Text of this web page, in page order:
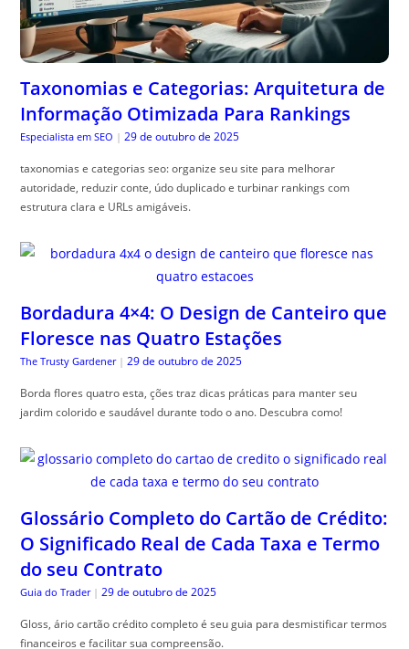
Taxonomias e Categorias: Arquitetura de
Informação Otimizada Para Rankings
Especialista em SEO | 29 de outubro de 2025
taxonomias e categorias seo: organize seu site para melhorar
autoridade, reduzir conte, údo duplicado e turbinar rankings com
estrutura clara e URLs amigáveis.
Bordadura 4×4: O Design de Canteiro que
Floresce nas Quatro Estações
The Trusty Gardener | 29 de outubro de 2025
Borda flores quatro esta, ções traz dicas práticas para manter seu
jardim colorido e saudável durante todo o ano. Descubra como!
Glossário Completo do Cartão de Crédito:
O Significado Real de Cada Taxa e Termo
do seu Contrato
Guia do Trader | 29 de outubro de 2025
Gloss, ário cartão crédito completo é seu guia para desmistificar termos
financeiros e facilitar sua compreensão.